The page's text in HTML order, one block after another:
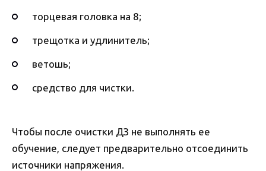
торцевая головка на 8;
трещотка и удлинитель;
ветошь;
средство для чистки.
Чтобы после очистки ДЗ не выполнять ее
обучение, следует предварительно отсоединить
источники напряжения.